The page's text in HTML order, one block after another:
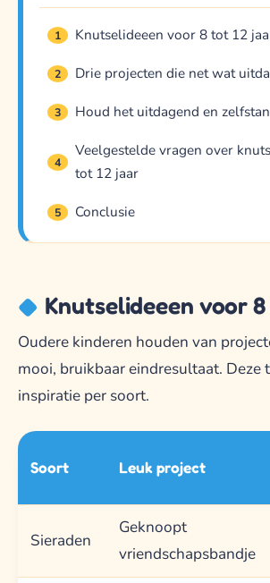
1 Knutselideeen voor 8 tot 12
2 Drie projecten die net wat
3 Houd het uitdagend en
4
Veelgestelde vragen over
tot 12 jaar
5 Conclusie
Knutselideeen voor
Oudere kinderen houden van
mooi, bruikbaar eindresultaat. Deze
inspiratie per soort.
Soort Leuk project
Sieraden
Geknoopt
vriendschapsbandje